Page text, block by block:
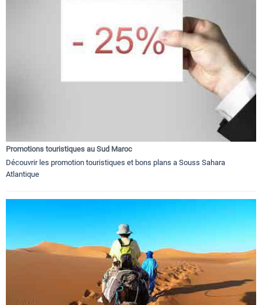
Promotions touristiques au Sud Maroc
Découvrir les promotion touristiques et bons plans a Souss Sahara
Atlantique